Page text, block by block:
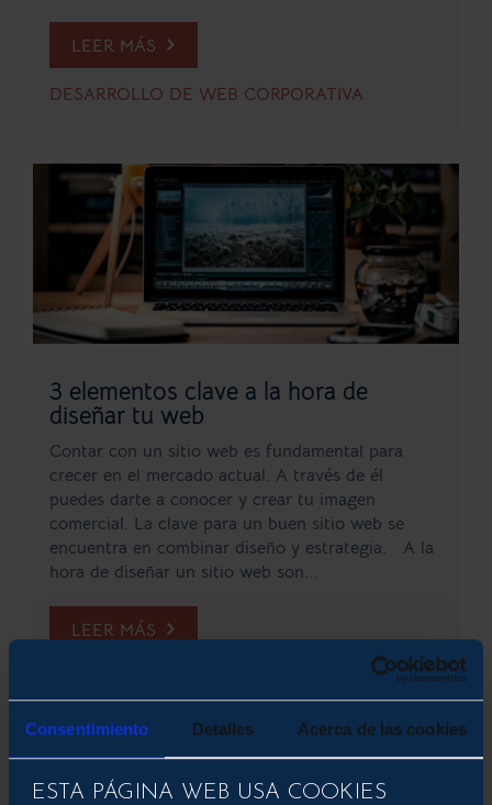
Consentimiento Detalles Acerca de las cookies
ESTA PÁGINA WEB USA COOKIES
LEER MÁS
DESARROLLO DE WEB CORPORATIVA
3 elementos clave a la hora de
diseñar tu web
Contar con un sitio web es fundamental para
crecer en el mercado actual. A través de él
puedes darte a conocer y crear tu imagen
comercial. La clave para un buen sitio web se
encuentra en combinar diseño y estrategia. A la
hora de diseñar un sitio web son...
LEER MÁS
COMMERCE
DESARROLLO DE WEB
CORPORATIVA